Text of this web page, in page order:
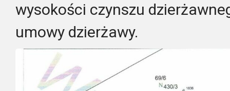
wysokości czynszu
umowy dzierżawy.